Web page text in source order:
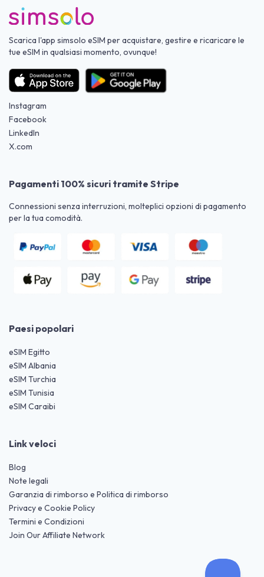
Scarica l'app simsolo eSIM per acquistare, gestire e ricaricare le
tue eSIM in qualsiasi momento, ovunque!
Instagram
Facebook
LinkedIn
X.com
Pagamenti 100% sicuri tramite Stripe
Connessioni senza interruzioni, molteplici opzioni di pagamento
per la tua comodità.
Paesi popolari
eSIM Egitto
eSIM Albania
eSIM Turchia
eSIM Tunisia
eSIM Caraibi
Link veloci
Blog
Note legali
Garanzia di rimborso e Politica di rimborso
Privacy e Cookie Policy
Termini e Condizioni
Join Our Affiliate Network